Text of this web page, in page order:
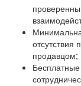
отсутствия
продавцом;